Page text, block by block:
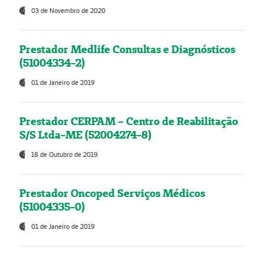
03 de Novembro de 2020
Prestador Medlife Consultas e Diagnósticos
(51004334-2)
01 de Janeiro de 2019
Prestador CERPAM – Centro de Reabilitação
S/S Ltda-ME (52004274-8)
18 de Outubro de 2019
Prestador Oncoped Serviços Médicos
(51004335-0)
01 de Janeiro de 2019